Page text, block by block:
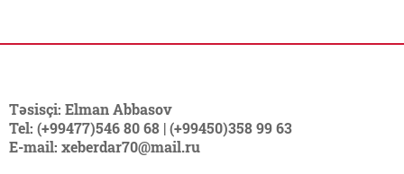
Təsisçi: Elman Abbasov
Tel: (+99477)546 80 68 | (+99450)358 99 63
E-mail: xeberdar70@mail.ru